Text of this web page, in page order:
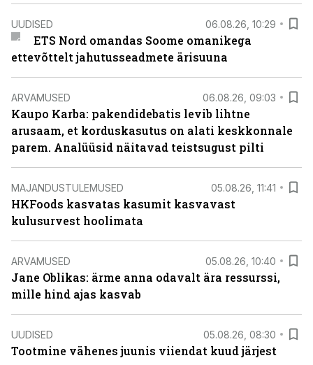
UUDISED 06.08.26, 10:29
ETS Nord omandas Soome omanikega
ettevõttelt jahutusseadmete ärisuuna
ARVAMUSED 06.08.26, 09:03
Kaupo Karba: pakendidebatis levib lihtne
arusaam, et korduskasutus on alati keskkonnale
parem. Analüüsid näitavad teistsugust pilti
MAJANDUSTULEMUSED 05.08.26, 11:41
HKFoods kasvatas kasumit kasvavast
kulusurvest hoolimata
ARVAMUSED 05.08.26, 10:40
Jane Oblikas: ärme anna odavalt ära ressurssi,
mille hind ajas kasvab
UUDISED 05.08.26, 08:30
Tootmine vähenes juunis viiendat kuud järjest